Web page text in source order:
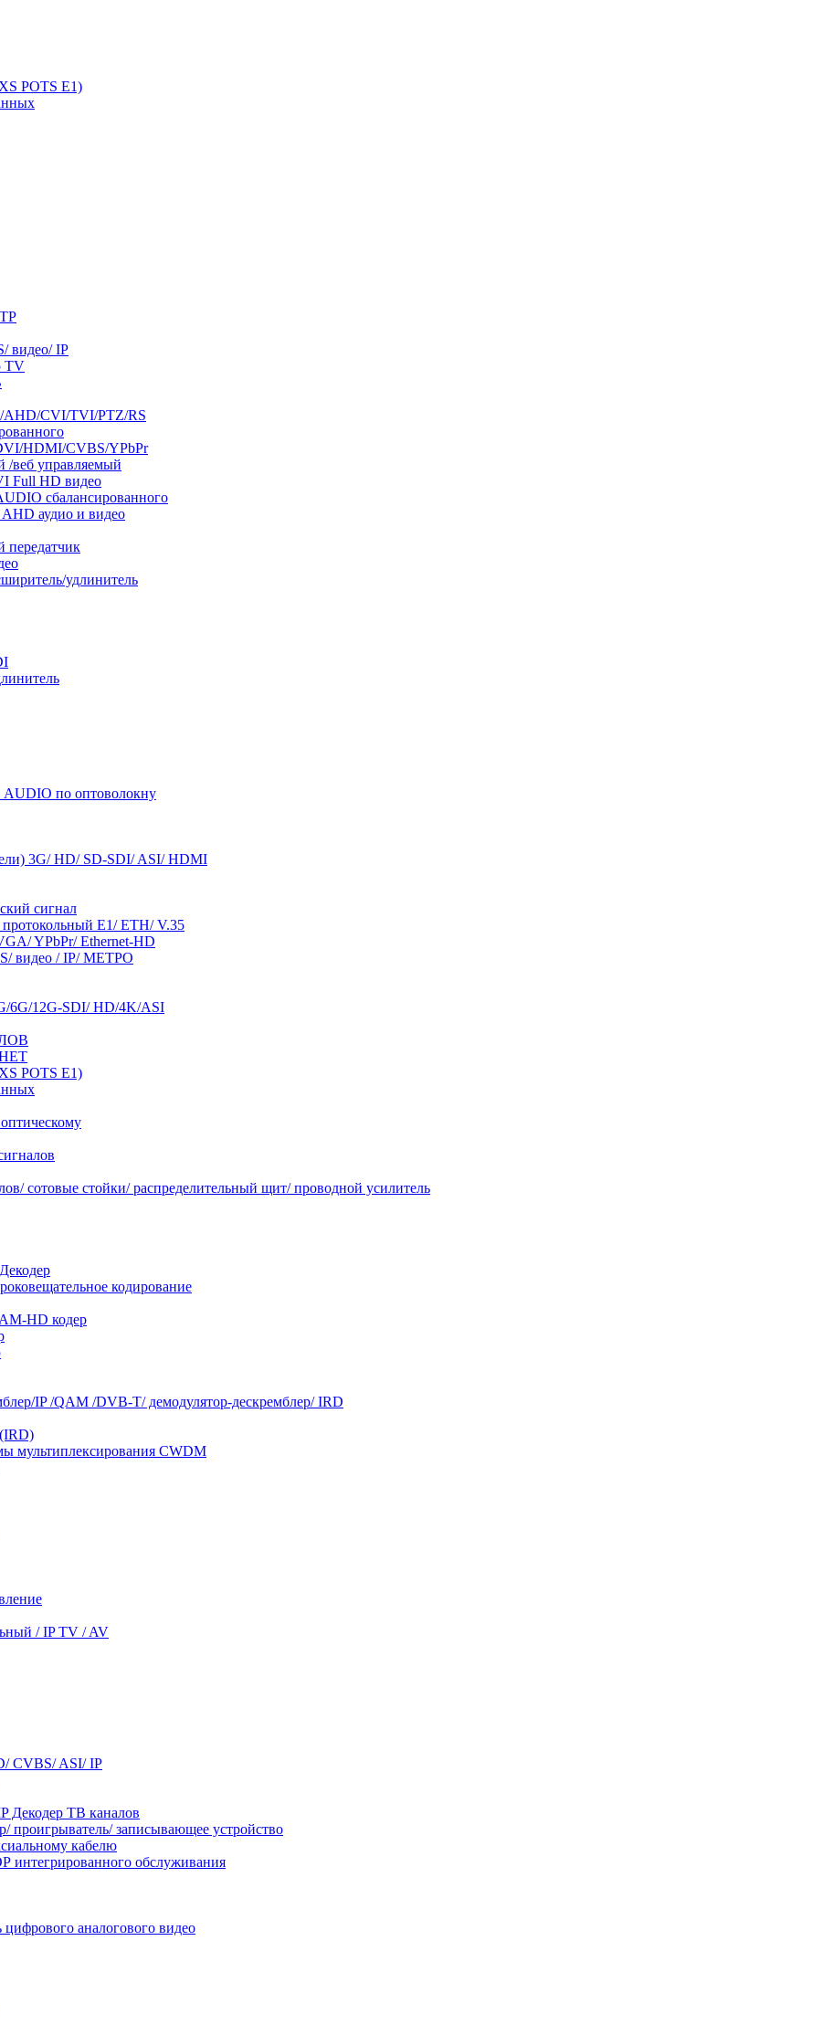
POTS E1)
видео/ IP
ТV
CVI/TVI/PTZ/RS
HDMI/CVBS/YPbPr
/веб управляемый
Full HD видео
сбалансированного
аудио и видео
передатчик
удлинитель
AUDIO по оптоволокну
3G/ HD/ SD-SDI/ ASI/ HDMI
сигнал
E1/ ETH/ V.35
YPbPr/ Ethernet-HD
видео / IP/ МЕТРО
12G-SDI/ HD/4K/ASI
POTS E1)
cотовые стойки/ распределительный щит/ проводной усилитель
кодирование
HD кодер
IP /QAM /DVB-T/ демодулятор-дескремблер/ IRD
мультиплексирования CWDM
/ IP TV / AV
CVBS/ ASI/ IP
Декодер ТВ каналов
проигрыватель/ записывающее устройство
кабелю
обслуживания
аналогового видео